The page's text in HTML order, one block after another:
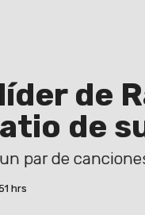
de
de
par de
hrs